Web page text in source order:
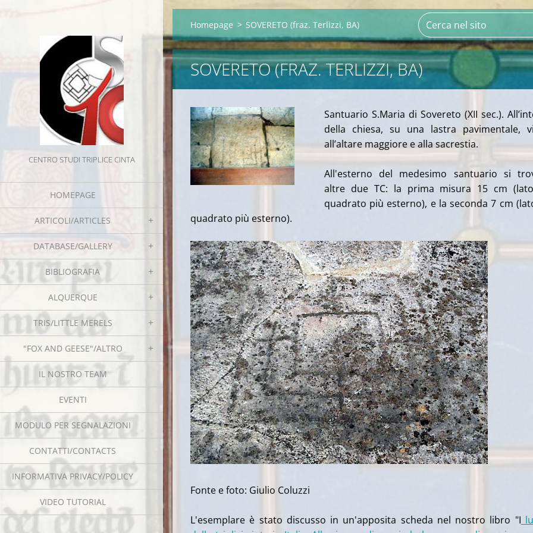
CENTRO STUDI TRIPLICE CINTA
HOMEPAGE
ARTICOLI/ARTICLES
DATABASE/GALLERY
BIBLIOGRAFIA
ALQUERQUE
TRIS/LITTLE MERELS
"FOX AND GEESE"/ALTRO
IL NOSTRO TEAM
EVENTI
MODULO PER SEGNALAZIONI
CONTATTI/CONTACTS
INFORMATIVA PRIVACY/POLICY
VIDEO TUTORIAL
Homepage > SOVERETO (fraz. Terlizzi, BA)
SOVERETO (FRAZ. TERLIZZI, BA)
Santuario S.Maria di Sovereto (XII sec.).
della chiesa, su una lastra pavimentale,
all’altare maggiore e alla sacrestia.
All'esterno del medesimo santuario si
altre due TC: la prima misura 15 cm
quadrato più esterno), e la seconda 7 cm
quadrato più esterno).
Fonte e foto: Giulio Coluzzi
L'esemplare è stato discusso in un'apposita scheda nel nostro libro "I